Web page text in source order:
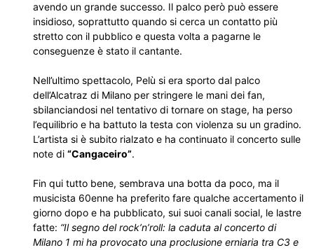
avendo un grande successo. Il palco però può essere
insidioso, soprattutto quando si cerca un contatto più
stretto con il pubblico e questa volta a pagarne le
conseguenze è stato il cantante.
Nell’ultimo spettacolo, Pelù si era sporto dal palco
dell’Alcatraz di Milano per stringere le mani dei fan,
sbilanciandosi nel tentativo di tornare on stage, ha perso
l’equilibrio e ha battuto la testa con violenza su un gradino.
L’artista si è subito rialzato e ha continuato il concerto sulle
note di “Cangaceiro”.
Fin qui tutto bene, sembrava una botta da poco, ma il
musicista 60enne ha preferito fare qualche accertamento il
giorno dopo e ha pubblicato, sui suoi canali social, le lastre
fatte: “Il segno del rock’n’roll: la caduta al concerto di
Milano 1 mi ha provocato una proclusione erniaria tra C3 e